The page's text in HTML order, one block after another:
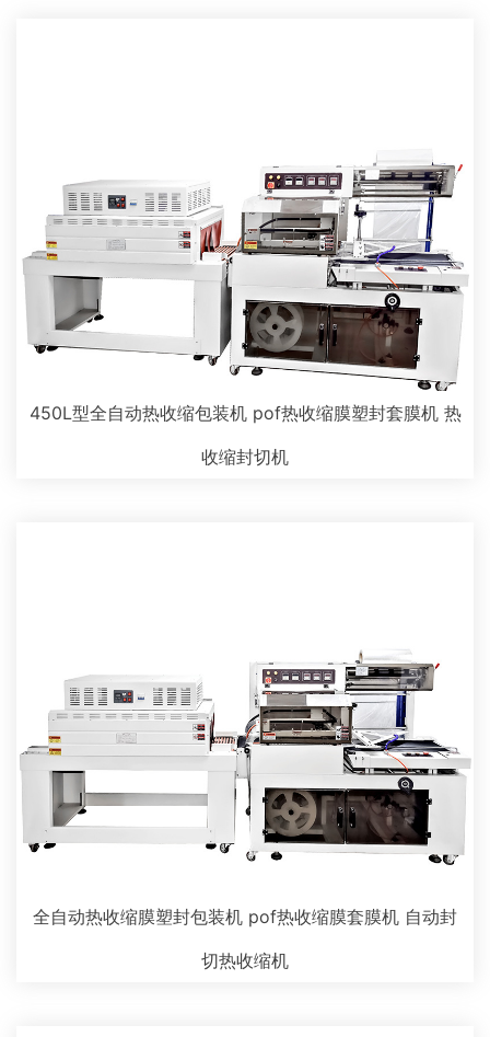
450L型全自动热收缩包装机 pof热收缩膜塑封套膜机 热
收缩封切机
全自动热收缩膜塑封包装机 pof热收缩膜套膜机 自动封
切热收缩机